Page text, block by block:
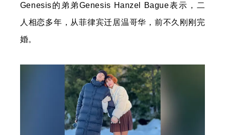
Genesis的弟弟Genesis Hanzel Bague表示，二
人相恋多年，从菲律宾迁居温哥华，前不久刚刚完
婚。